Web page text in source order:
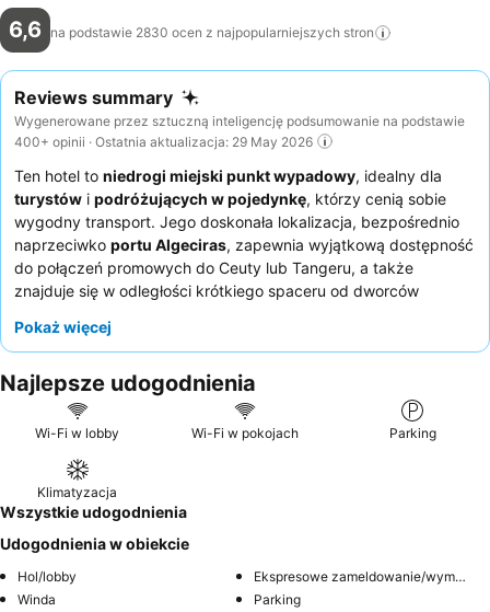
6,6 na podstawie 2830 ocen z najpopularniejszych stron
Reviews summary
Wygenerowane przez sztuczną inteligencję podsumowanie na podstawie
400+ opinii · Ostatnia aktualizacja: 29 May 2026
Ten hotel to niedrogi miejski punkt wypadowy, idealny dla
turystów i podróżujących w pojedynkę, którzy cenią sobie
wygodny transport. Jego doskonała lokalizacja, bezpośrednio
naprzeciwko portu Algeciras, zapewnia wyjątkową dostępność
do połączeń promowych do Ceuty lub Tangeru, a także
znajduje się w odległości krótkiego spaceru od dworców
wyremontowane łazienki
przyjazny i pomocny personel recepcji
przeprowadza zameldowanie i pomaga z bagażem. Osobom,
którym zależy na spokojnym śnie, zaleca się poproszenie o
Pokaż więcej
Najlepsze udogodnienia
Wi-Fi w lobby Wi-Fi w pokojach Parking
Klimatyzacja
Wszystkie udogodnienia
Udogodnienia w obiekcie
Hol/lobby
Ekspresowe zameldowanie/wymeldowanie
Winda
Parking